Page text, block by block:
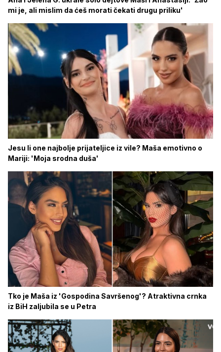
mi je, ali mislim da ćeš morati čekati drugu priliku'
Jesu li one najbolje prijateljice iz vile? Maša emotivno o
Mariji: 'Moja srodna duša'
Tko je Maša iz 'Gospodina Savršenog'? Atraktivna crnka
iz BiH zaljubila se u Petra